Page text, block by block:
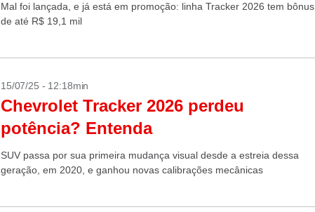
Mal foi lançada, e já está em promoção: linha Tracker 2026 tem bônus
de até R$ 19,1 mil
15/07/25 - 12:18min
Chevrolet Tracker 2026 perdeu
potência? Entenda
SUV passa por sua primeira mudança visual desde a estreia dessa
geração, em 2020, e ganhou novas calibrações mecânicas